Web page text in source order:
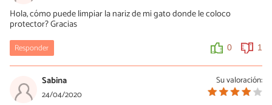
Hola, cómo puede limpiar la nariz de mi gato donde le coloco
protector? Gracias
Responder 0 1
Su valoración:
Sabina
24/04/2020